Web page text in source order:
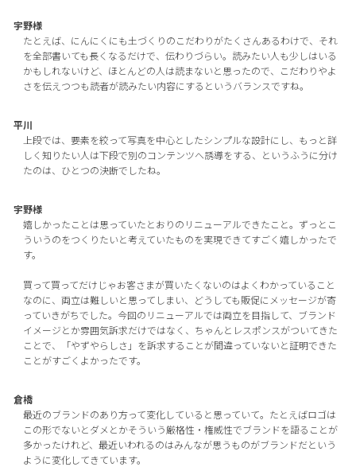
宇野様
たとえば、にんにくにも土づくりのこだわりがたくさんあるわけで、それ
を全部書いても長くなるだけで、伝わりづらい。読みたい人も少しはいる
かもしれないけど、ほとんどの人は読まないと思ったので、こだわりやよ
さを伝えつつも読者が読みたい内容にするというバランスですね。
平川
上段では、要素を絞って写真を中心としたシンプルな設計にし、もっと詳
しく知りたい人は下段で別のコンテンツへ誘導をする、というふうに分け
たのは、ひとつの決断でしたね。
宇野様
嬉しかったことは思っていたとおりのリニューアルできたこと。ずっとこ
ういうのをつくりたいと考えていたものを実現できてすごく嬉しかったで
す。
買って買ってだけじゃお客さまが買いたくないのはよくわかっていること
なのに、両立は難しいと思ってしまい、どうしても販促にメッセージが寄
っていきがちでした。今回のリニューアルでは両立を目指して、ブランド
イメージとか雰囲気訴求だけではなく、ちゃんとレスポンスがついてきた
ことで、「やずやらしさ」を訴求することが間違っていないと証明できた
ことがすごくよかったです。
倉橋
最近のブランドのあり方って変化していると思っていて。たとえばロゴは
この形でないとダメとかそういう厳格性・権威性でブランドを語ることが
多かったけれど、最近いわれるのはみんなが思うものがブランドだという
ように変化してきています。